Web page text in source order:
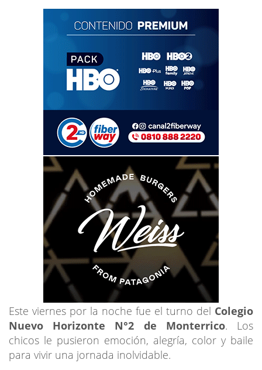
Este viernes por la noche fue el turno del Colegio
Nuevo Horizonte N°2 de Monterrico. Los
chicos le pusieron emoción, alegría, color y baile
para vivir una jornada inolvidable.